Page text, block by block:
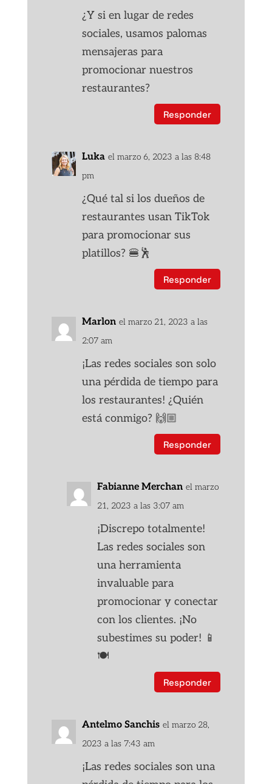
¿Y si en lugar de redes
sociales, usamos palomas
mensajeras para
promocionar nuestros
restaurantes?
Responder
Luka el marzo 6, 2023 a las 8:48
pm
¿Qué tal si los dueños de
restaurantes usan TikTok
para promocionar sus
platillos? 🍔🕺
Responder
Marlon el marzo 21, 2023 a las
2:07 am
¡Las redes sociales son solo
una pérdida de tiempo para
los restaurantes! ¿Quién
está conmigo? 🙌🏼
Responder
Fabianne Merchan el marzo
21, 2023 a las 3:07 am
¡Discrepo totalmente!
Las redes sociales son
una herramienta
invaluable para
promocionar y conectar
con los clientes. ¡No
subestimes su poder! 📱
🍽️
Responder
Antelmo Sanchis el marzo 28,
2023 a las 7:43 am
¡Las redes sociales son una